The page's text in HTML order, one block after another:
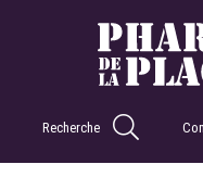
Recherche